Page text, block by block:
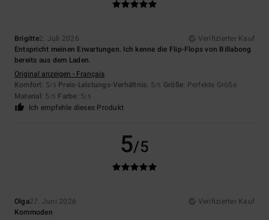
Brigitte2. Juli 2026
Verifizierter Kauf
Entspricht meinen Erwartungen. Ich kenne die Flip-Flops von Billabong
bereits aus dem Laden.
Original anzeigen - Français
Komfort: 5/5 Preis-Leistungs-Verhältnis: 5/5 Größe: Perfekte Größe
Material: 5 /5 Farbe: 5/5
Ich empfehle dieses Produkt
5/5
Olga27. Juni 2026
Verifizierter Kauf
Kommoden